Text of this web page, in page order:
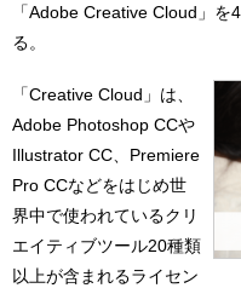
「Adobe Creative Cloud」
る。
「Creative Cloud」は、
Adobe Photoshop CCや
Illustrator CC、Premiere
Pro CCなどをはじめ世
界中で使われているクリ
エイティブツール20種類
以上が含まれるライセン